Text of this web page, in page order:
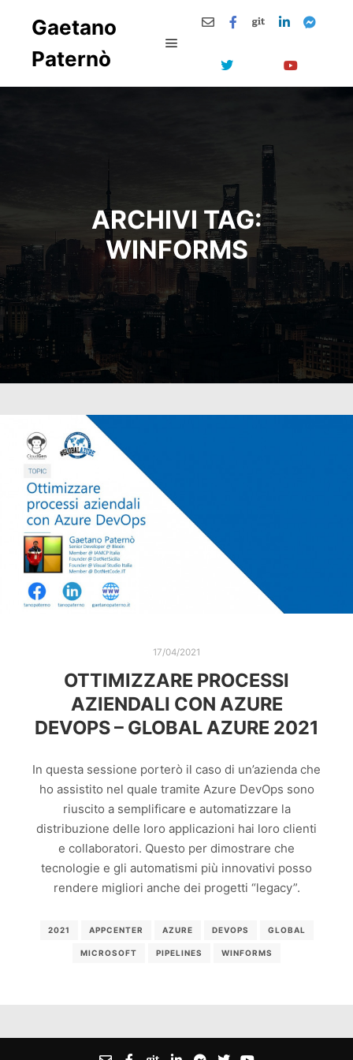
Gaetano
Paternò
Menu principale
ARCHIVI TAG:
WINFORMS
17/04/2021
OTTIMIZZARE PROCESSI
AZIENDALI CON AZURE
DEVOPS – GLOBAL AZURE 2021
In questa sessione porterò il caso di un’azienda che
ho assistito nel quale tramite Azure DevOps sono
riuscito a semplificare e automatizzare la
distribuzione delle loro applicazioni hai loro clienti
e collaboratori. Questo per dimostrare che
tecnologie e gli automatismi più innovativi posso
rendere migliori anche dei progetti “legacy”.
2021 APPCENTER AZURE DEVOPS GLOBAL
MICROSOFT PIPELINES WINFORMS